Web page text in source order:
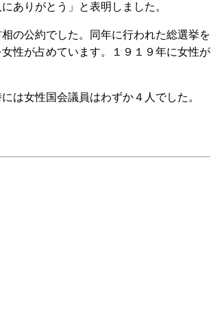
ありがとう」と表明しました。
の公約でした。同年に行われた総選挙を
性が占めています。１９１９年に女性が
は女性国会議員はわずか４人でした。